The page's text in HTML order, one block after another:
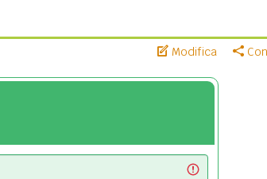
Modifica